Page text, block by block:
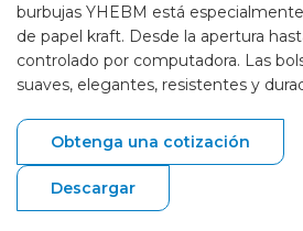
burbujas YHEBM está
de papel kraft. Desde la apertura
controlado por computadora. Las
suaves, elegantes, resistentes y
Obtenga una cotización
Descargar